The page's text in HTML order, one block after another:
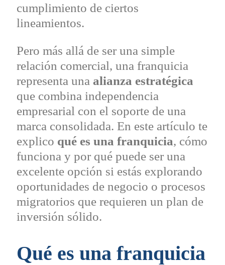
cumplimiento de ciertos
lineamientos.
Pero más allá de ser una simple
relación comercial, una franquicia
representa una alianza estratégica
que combina independencia
empresarial con el soporte de una
marca consolidada. En este artículo te
explico qué es una franquicia, cómo
funciona y por qué puede ser una
excelente opción si estás explorando
oportunidades de negocio o procesos
migratorios que requieren un plan de
inversión sólido.
Qué es una franquicia